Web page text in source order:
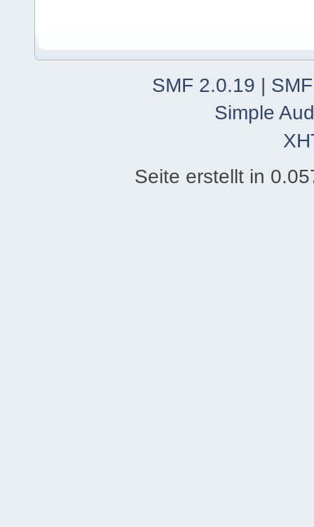
SMF 2.0.19
Simple
Seite erstellt in